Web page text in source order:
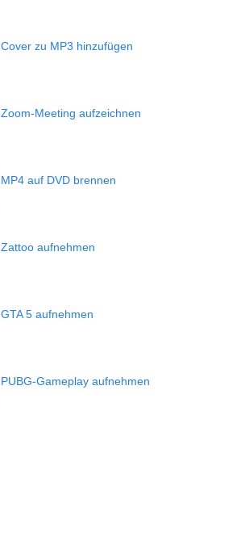
Cover zu MP3 hinzufügen
Zoom-Meeting aufzeichnen
MP4 auf DVD brennen
Zattoo aufnehmen
GTA 5 aufnehmen
PUBG-Gameplay aufnehmen